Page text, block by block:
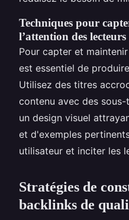
Techniques pour
l’attention des lecteurs
Pour capter et
est essentiel de
Utilisez des titres
contenu avec des
un design visuel
et d'exemples
utilisateur et inciter les
Stratégies de
backlinks de